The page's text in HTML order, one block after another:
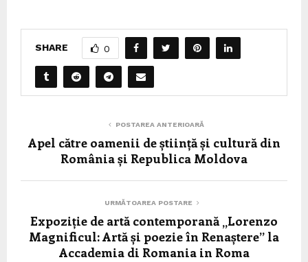
SHARE 0
POSTAREA ANTERIOARĂ
Apel către oamenii de știință și cultură din
România și Republica Moldova
URMĂTOAREA POSTARE
Expoziție de artă contemporană „Lorenzo
Magnificul: Artă și poezie în Renaștere” la
Accademia di Romania in Roma